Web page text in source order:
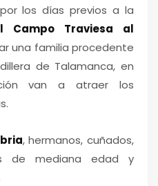
los días previos a la
Campo Traviesa al
una familia procedente
de Talamanca, en
van a atraer los
, hermanos, cuñados,
de mediana edad y